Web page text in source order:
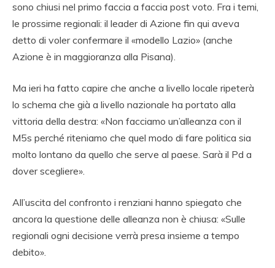
sono chiusi nel primo faccia a faccia post voto. Fra i temi,
le prossime regionali: il leader di Azione fin qui aveva
detto di voler confermare il «modello Lazio» (anche
Azione è in maggioranza alla Pisana).
Ma ieri ha fatto capire che anche a livello locale ripeterà
lo schema che già a livello nazionale ha portato alla
vittoria della destra: «Non facciamo un’alleanza con il
M5s perché riteniamo che quel modo di fare politica sia
molto lontano da quello che serve al paese. Sarà il Pd a
dover scegliere».
All’uscita del confronto i renziani hanno spiegato che
ancora la questione delle alleanza non è chiusa: «Sulle
regionali ogni decisione verrà presa insieme a tempo
debito».